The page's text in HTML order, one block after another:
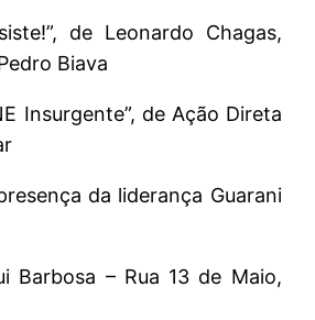
de Leonardo Chagas,
Biava
Insurgente”, de Ação Direta
da liderança Guarani
Barbosa – Rua 13 de Maio,